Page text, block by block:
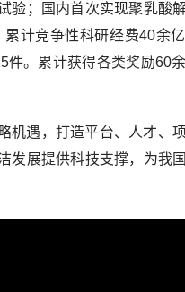
验；国内首次实现聚乳酸
计竞争性科研经费40余
。累计获得各类奖励60
机遇，打造平台、人才、
发展提供科技支撑，为我